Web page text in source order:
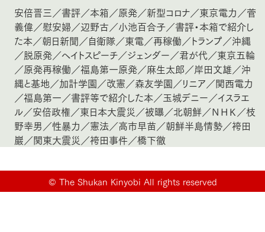
安倍晋三 ／書評／本箱／原発／新型コロナ／東京電力 ／菅
義偉／慰安婦／辺野古／小池百合子／書評・本箱で紹介し
た本／朝日新聞／自衛隊／東電／再稼働／トランプ／沖縄
／脱原発／ヘイトスピーチ／ジェンダー／君が代／東京五輪
／原発再稼働／福島第一原発／麻生太郎／岸田文雄／沖
縄と基地／加計学園／改憲／森友学園／リニア／関西電力
／福島第一／書評等で紹介した本／玉城デニー／イスラエ
ル／安倍政権／東日本大震災 ／被曝／北朝鮮／ＮＨＫ ／枝
野幸男 ／性暴力 ／憲法／高市早苗／朝鮮半島情勢／袴田
巖／関東大震災 ／袴田事件／橋下徹
© The Shukan Kinyobi All rights reserved